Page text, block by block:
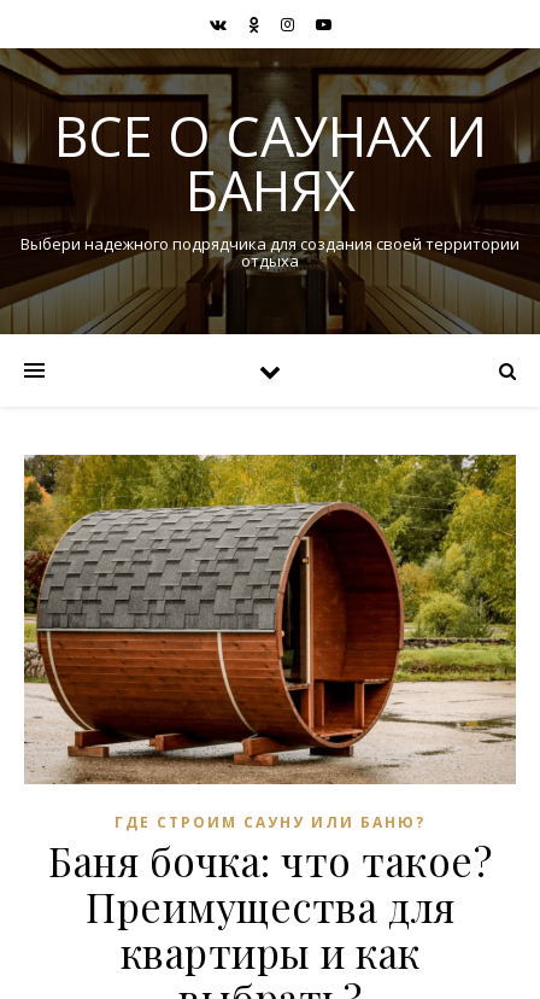
ВСЕ О САУНАХ И
БАНЯХ
Выбери надежного подрядчика для создания своей территории
отдыха
ГДЕ СТРОИМ САУНУ ИЛИ БАНЮ?
Баня бочка: что такое?
Преимущества для
квартиры и как